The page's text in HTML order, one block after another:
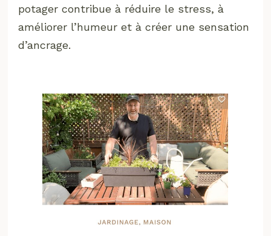
potager contribue à réduire le stress, à
améliorer l’humeur et à créer une sensation
d’ancrage.